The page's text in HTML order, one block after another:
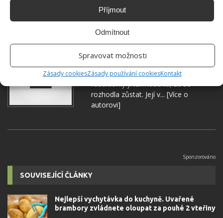
Příjmout
Odmítnout
Spravovat možnosti
Zásady cookiesZásady používání cookiesKontakt
Hana Musilová
přidala během svých studií a práce
redaktorky ji tak nadchla, že se
rozhodla zůstat. Její v... [Více o
autorovi]
SOUVISEJÍCÍ ČLÁNKY
Nejlepší vychytávka do kuchyně. Uvařené
brambory zvládnete oloupat za pouhé 2 vteřiny